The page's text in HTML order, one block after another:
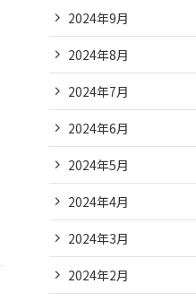
2024年9月
2024年8月
2024年7月
2024年6月
2024年5月
2024年4月
2024年3月
2024年2月